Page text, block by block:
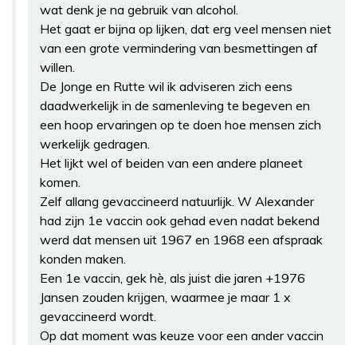
wat denk je na gebruik van alcohol.
Het gaat er bijna op lijken, dat erg veel mensen niet
van een grote vermindering van besmettingen af
willen.
De Jonge en Rutte wil ik adviseren zich eens
daadwerkelijk in de samenleving te begeven en
een hoop ervaringen op te doen hoe mensen zich
werkelijk gedragen.
Het lijkt wel of beiden van een andere planeet
komen.
Zelf allang gevaccineerd natuurlijk. W Alexander
had zijn 1e vaccin ook gehad even nadat bekend
werd dat mensen uit 1967 en 1968 een afspraak
konden maken.
Een 1e vaccin, gek hè, als juist die jaren +1976
Jansen zouden krijgen, waarmee je maar 1 x
gevaccineerd wordt.
Op dat moment was keuze voor een ander vaccin